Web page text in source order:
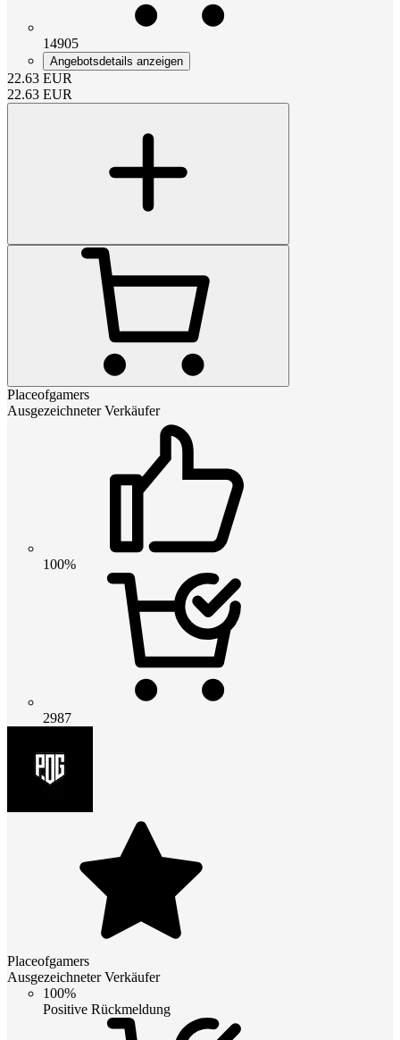
14905
Angebotsdetails anzeigen
22.63 EUR
22.63 EUR
Placeofgamers
Ausgezeichneter Verkäufer
100%
2987
Placeofgamers
Ausgezeichneter Verkäufer
100%
Positive Rückmeldung